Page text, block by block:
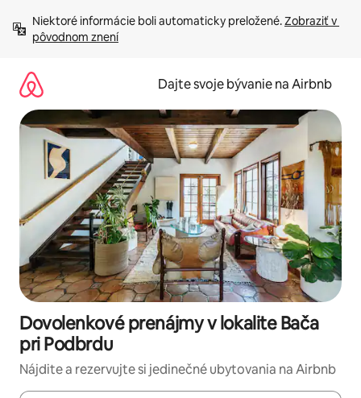
obsah.
Niektoré informácie boli automaticky preložené. Zobraziť v
pôvodnom znení
Dajte svoje bývanie na Airbnb
Dovolenkové prenájmy v lokalite Bača
pri Podbrdu
Nájdite a rezervujte si jedinečné ubytovania na Airbnb